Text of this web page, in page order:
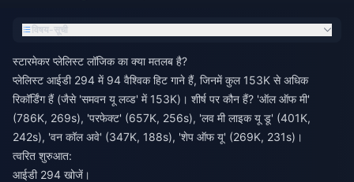
विषय-सूची
स्टारमेकर प्लेलिस्ट लॉजिक का क्या मतलब है?
प्लेलिस्ट आईडी 294 में 94 वैश्विक हिट गाने हैं, जिनमें कुल 153K से अधिक
रिकॉर्डिंग हैं (जैसे 'समवन यू लव्ड' में 153K)। शीर्ष पर कौन हैं? 'ऑल ऑफ मी'
(786K, 269s), 'परफेक्ट' (657K, 256s), 'लव मी लाइक यू डू' (401K,
242s), 'वन कॉल अवे' (347K, 188s), 'शेप ऑफ यू' (269K, 231s)।
त्वरित शुरुआत:
आईडी 294 खोजें।